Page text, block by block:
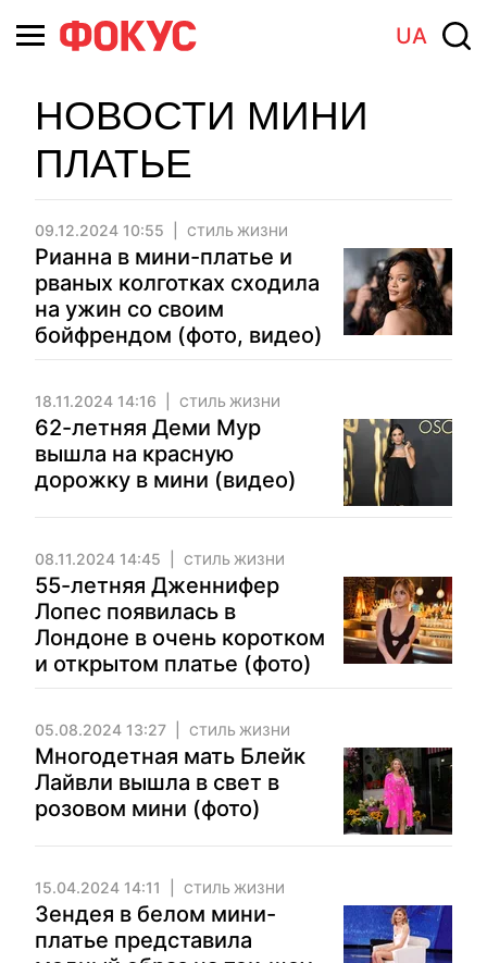
UA
НОВОСТИ МИНИ
ПЛАТЬЕ
09.12.2024 10:55 СТИЛЬ ЖИЗНИ
Рианна в мини-платье и
рваных колготках сходила
на ужин со своим
бойфрендом (фото, видео)
18.11.2024 14:16 СТИЛЬ ЖИЗНИ
62-летняя Деми Мур
вышла на красную
дорожку в мини (видео)
08.11.2024 14:45 СТИЛЬ ЖИЗНИ
55-летняя Дженнифер
Лопес появилась в
Лондоне в очень коротком
и открытом платье (фото)
05.08.2024 13:27 СТИЛЬ ЖИЗНИ
Многодетная мать Блейк
Лайвли вышла в свет в
розовом мини (фото)
15.04.2024 14:11 СТИЛЬ ЖИЗНИ
Зендея в белом мини-
платье представила